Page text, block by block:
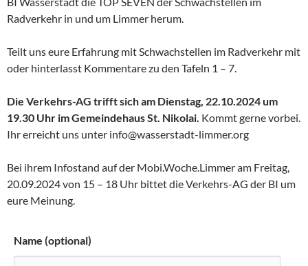
Radverkehr in und um Limmer herum.
Teilt uns eure Erfahrung mit Schwachstellen im Radverkehr mit
oder hinterlasst Kommentare zu den Tafeln 1 – 7.
Die Verkehrs-AG trifft sich am Dienstag, 22.10.2024 um
19.30 Uhr im Gemeindehaus St. Nikolai. Kommt gerne vorbei.
Ihr erreicht uns unter info@wasserstadt-limmer.org
Bei ihrem Infostand auf der Mobi.Woche.Limmer am Freitag,
20.09.2024 von 15 – 18 Uhr bittet die Verkehrs-AG der BI um
eure Meinung.
Name (optional)